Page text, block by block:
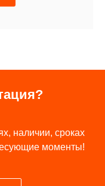
наличии, сроках
моменты!